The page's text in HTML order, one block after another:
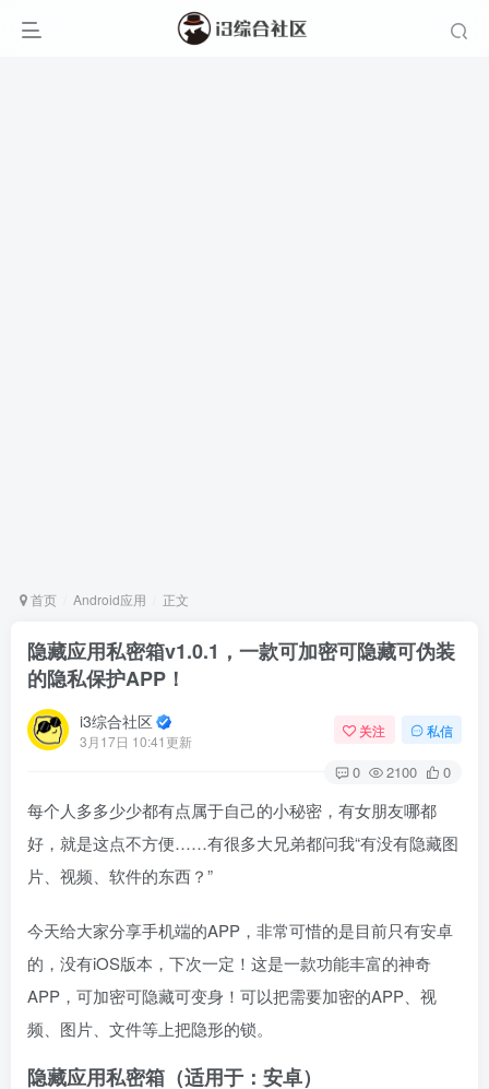
首页 Android应用 正文
隐藏应用私密箱v1.0.1，一款可加密可隐藏可伪装
的隐私保护APP！
i3综合社区
3月17日 10:41更新
关注 私信
0 2100 0
每个人多多少少都有点属于自己的小秘密，有女朋友哪都
好，就是这点不方便……有很多大兄弟都问我“有没有隐藏图
片、视频、软件的东西？”
今天给大家分享手机端的APP，非常可惜的是目前只有安卓
的，没有iOS版本，下次一定！这是一款功能丰富的神奇
APP，可加密可隐藏可变身！可以把需要加密的APP、视
频、图片、文件等上把隐形的锁。
隐藏应用私密箱（适用于：安卓）